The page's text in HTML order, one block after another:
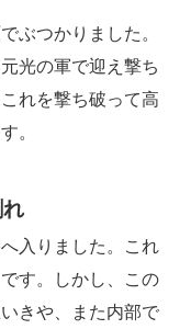
ぶつかりました。
光の軍で迎え撃ち
れを撃ち破って高
。
入りました。これ
す。しかし、この
きや、また内部で